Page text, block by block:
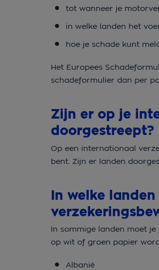
tot wanneer je
in welke landen het
hoe je schade kunt
Het Europees
schadeformulier dan per
Zijn er op je
doorgestreept?
Op een internationaal
bent. Zijn er landen
In welke
In sommige landen moet
op wit of groen papier
Albanië